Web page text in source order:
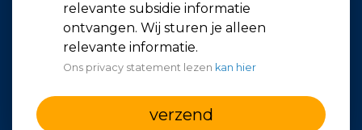
relevante subsidie informatie
ontvangen. Wij sturen je alleen
relevante informatie.
Ons privacy statement lezen kan hier
verzend